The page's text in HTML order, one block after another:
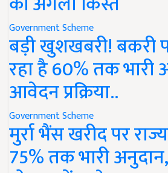
Government Scheme
बड़ी खुशखबरी! बकरी
रहा है 60% तक भारी
आवेदन प्रक्रिया..
Government Scheme
मुर्रा भैंस खरीद पर
75% तक भारी